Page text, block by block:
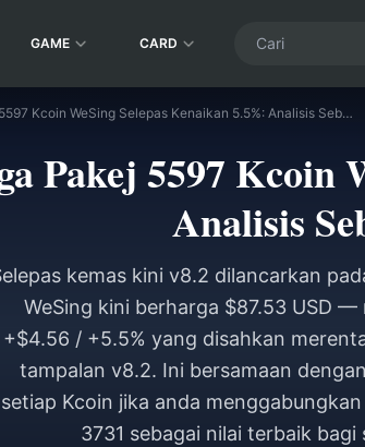
GAME CARD
Harga Pakej 5597 Kcoin WeSing Selepas Kenaikan 5.5%: Analisis Sebenar v8.2 (2026)
Pakej 5597 Kcoin
Analisis
kemas kini v8.2 dilancarkan
WeSing kini berharga $87.53 USD
+$4.56 / +5.5% yang disahkan
tampalan v8.2. Ini bersamaan
setiap Kcoin jika anda
3731 sebagai nilai terbaik